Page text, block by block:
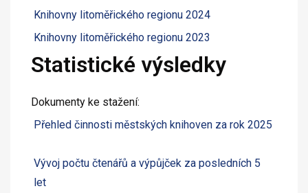
Knihovny litoměřického regionu 2024
Knihovny litoměřického regionu 2023
Statistické výsledky
Dokumenty ke stažení:
Přehled činnosti městských knihoven za rok 2025
Vývoj počtu čtenářů a výpůjček za posledních 5
let